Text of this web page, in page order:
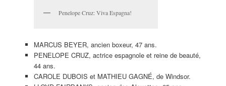
Penelope Cruz: Viva Espagna!
MARCUS BEYER, ancien boxeur, 47 ans.
PENELOPE CRUZ, actrice espagnole et reine de beauté,
44 ans.
CAROLE DUBOIS et MATHIEU GAGNÉ, de Windsor.